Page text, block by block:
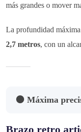
más grandes o mover
La profundidad
2,7 metros, con un
⚫ Máxima
Brazo retro